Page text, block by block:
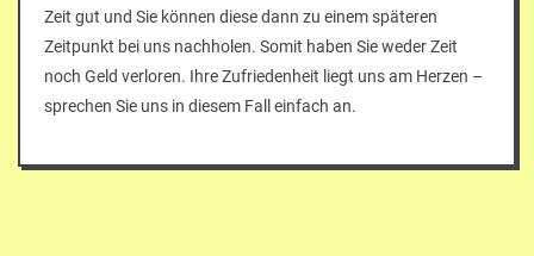
Zeit gut und Sie können diese dann zu einem späteren
Zeitpunkt bei uns nachholen. Somit haben Sie weder Zeit
noch Geld verloren. Ihre Zufriedenheit liegt uns am Herzen –
sprechen Sie uns in diesem Fall einfach an.